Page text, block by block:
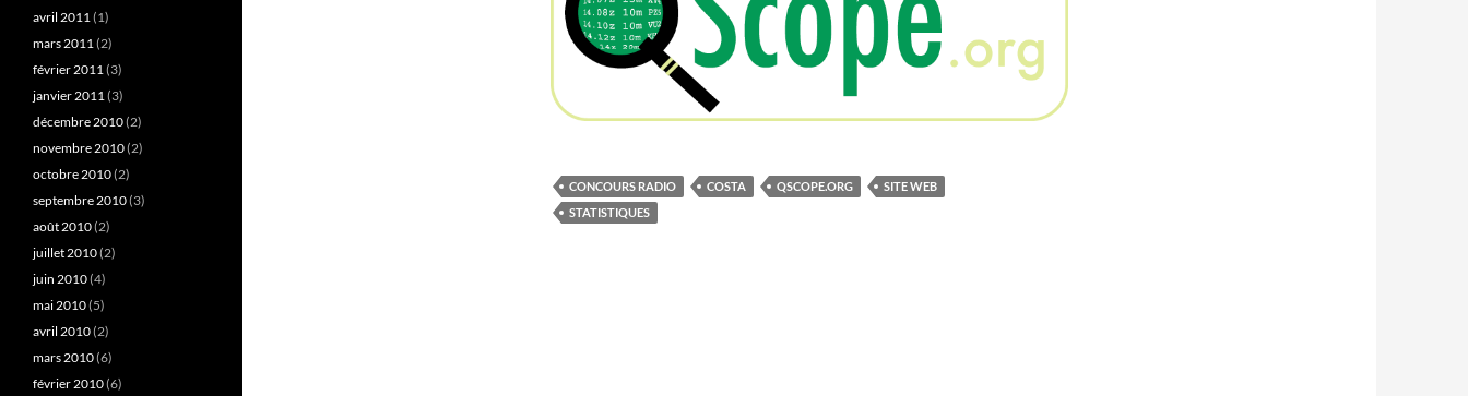
CONCOURS RADIO COSTA QSCOPE.ORG
SITE WEB
STATISTIQUES
avril 2011(1)
mars 2011(2)
février 2011(3)
janvier 2011(3)
décembre 2010(2)
novembre 2010(2)
octobre 2010(2)
septembre 2010(3)
août 2010(2)
juillet 2010(2)
juin 2010(4)
mai 2010(5)
avril 2010(2)
mars 2010(6)
février 2010(6)